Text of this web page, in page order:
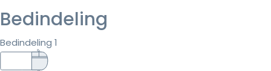
Bedindeling
Bedindeling 1